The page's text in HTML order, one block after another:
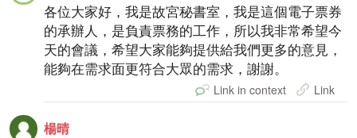
各位大家好，我是故宮秘書室，我是這個電子票券
的承辦人，是負責票務的工作，所以我非常希望今
天的會議，希望大家能夠提供給我們更多的意見，
能夠在需求面更符合大眾的需求，謝謝。
Link in context Link
楊晴